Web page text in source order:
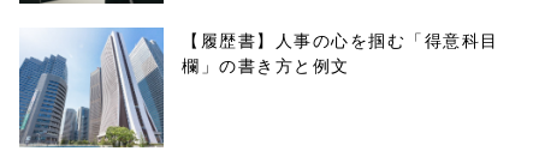
f, 'Gwindow',
'width=550,
height=450,
【履歴書】人事の心を掴む「得意科目
欄」の書き方と例文